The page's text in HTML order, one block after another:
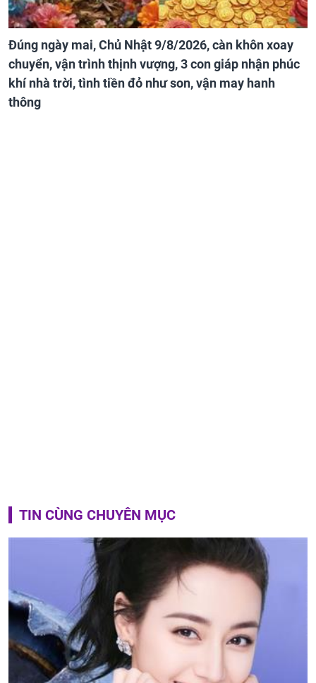
Đúng ngày mai, Chủ Nhật 9/8/2026, càn khôn xoay
chuyển, vận trình thịnh vượng, 3 con giáp nhận phúc
khí nhà trời, tình tiền đỏ như son, vận may hanh
thông
TIN CÙNG CHUYÊN MỤC